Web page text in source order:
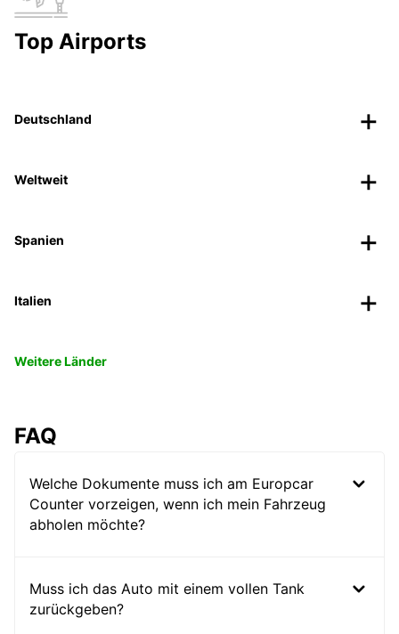
Top Airports
Deutschland
Weltweit
Spanien
Italien
Weitere Länder
FAQ
Welche Dokumente muss ich am Europcar
Counter vorzeigen, wenn ich mein Fahrzeug
abholen möchte?
Muss ich das Auto mit einem vollen Tank
zurückgeben?